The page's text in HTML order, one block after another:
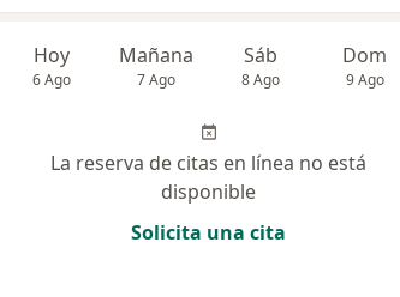
Hoy
6 Ago
Mañana
7 Ago
Sáb
8 Ago
Dom
9 Ago
La reserva de citas en línea no está
disponible
Solicita una cita